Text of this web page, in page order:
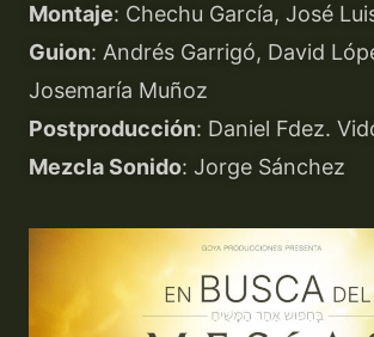
Montaje: Chechu García, José
Guion: Andrés Garrigó, David
Josemaría Muñoz
Postproducción: Daniel Fdez.
Mezcla Sonido: Jorge Sánchez